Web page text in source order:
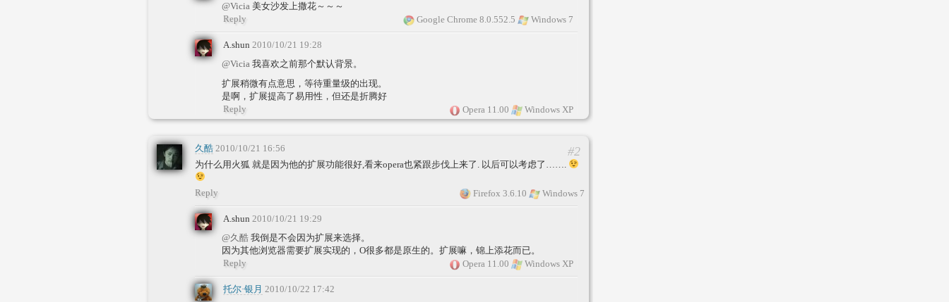
@Vicia 美女沙发上撒花～～～
Google Chrome 8.0.552.5
Windows 7
Reply
A.shun 2010/10/21 19:28
@Vicia 我喜欢之前那个默认背景。
扩展稍微有点意思，等待重量级的出现。
是啊，扩展提高了易用性，但还是折腾好
Opera 11.00
Windows XP
Reply
久酷 2010/10/21 16:56
为什么用火狐 就是因为他的扩展功能很好,看来opera也紧跟步伐上来了. 以后可以考虑了…….
Firefox 3.6.10 Windows 7
#2
Reply
A.shun 2010/10/21 19:29
@久酷 我倒是不会因为扩展来选择。
因为其他浏览器需要扩展实现的，O很多都是原生的。扩展嘛，锦上添花而已。
Opera 11.00
Windows XP
Reply
托尔·银月 2010/10/22 17:42